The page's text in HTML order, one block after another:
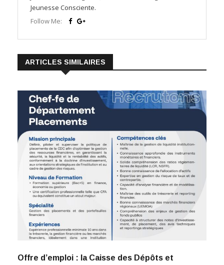
Jeunesse Consciente.
Follow Me:
ARTICLES SIMILAIRES
Offre d’emploi : la Caisse des Dépôts et